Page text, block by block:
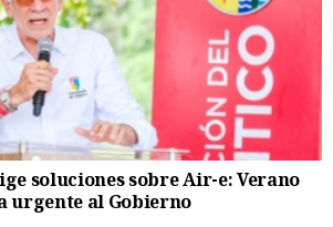
soluciones sobre Air-e: Verano
urgente al Gobierno